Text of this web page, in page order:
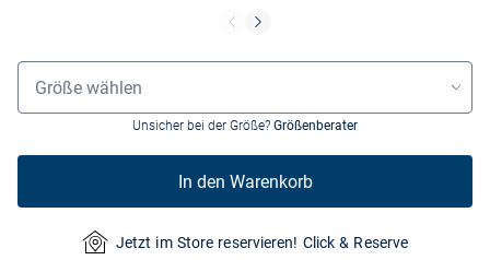
Grössenauswahl
Größe wählen
Unsicher bei der Größe? Größenberater
In den Warenkorb
Jetzt im Store reservieren! Click & Reserve